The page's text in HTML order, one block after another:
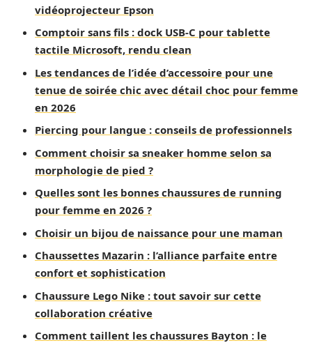
vidéoprojecteur Epson
Comptoir sans fils : dock USB-C pour tablette
tactile Microsoft, rendu clean
Les tendances de l’idée d’accessoire pour une
tenue de soirée chic avec détail choc pour femme
en 2026
Piercing pour langue : conseils de professionnels
Comment choisir sa sneaker homme selon sa
morphologie de pied ?
Quelles sont les bonnes chaussures de running
pour femme en 2026 ?
Choisir un bijou de naissance pour une maman
Chaussettes Mazarin : l’alliance parfaite entre
confort et sophistication
Chaussure Lego Nike : tout savoir sur cette
collaboration créative
Comment taillent les chaussures Bayton : le